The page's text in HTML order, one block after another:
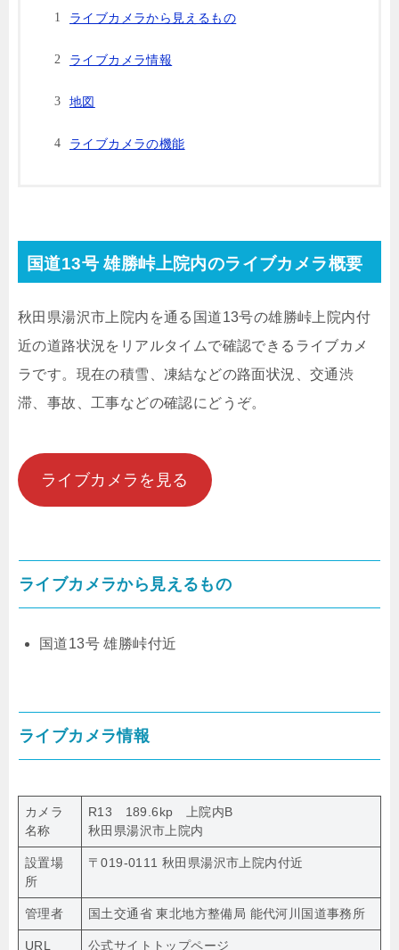
ライブカメラから見えるもの
ライブカメラ情報
地図
ライブカメラの機能
国道13号 雄勝峠上院内のライブカメラ概要
秋田県湯沢市上院内を通る国道13号の雄勝峠上院内付
近の道路状況をリアルタイムで確認できるライブカメ
ラです。現在の積雪、凍結などの路面状況、交通渋
滞、事故、工事などの確認にどうぞ。
ライブカメラを見る
ライブカメラから見えるもの
国道13号 雄勝峠付近
ライブカメラ情報
カメラ
名称
R13 189.6kp 上院内B
秋田県湯沢市上院内
設置場
所
〒019-0111 秋田県湯沢市上院内付近
管理者 国土交通省 東北地方整備局 能代河川国道事務所
URL 公式サイトトップページ